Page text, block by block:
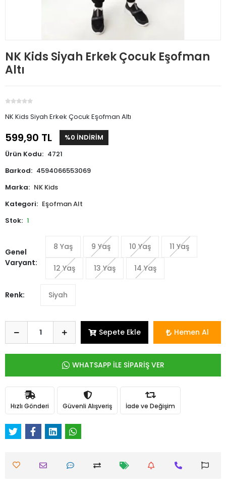
NK Kids Siyah Erkek Çocuk Eşofman
Altı
NK Kids Siyah Erkek Çocuk Eşofman Altı
599,90 TL
%0 İNDİRİM
Ürün Kodu: 4721
Barkod: 4594066553069
Marka: NK Kids
Kategori: Eşofman Alt
Stok: 1
Genel
Varyant:
8 Yaş 9 Yaş 10 Yaş 11 Yaş
12 Yaş 13 Yaş 14 Yaş
Renk: Siyah
Sepete Ekle Hemen Al
WHATSAPP İLE SİPARİŞ VER
Hızlı Gönderi Güvenli Alışveriş İade ve Değişim